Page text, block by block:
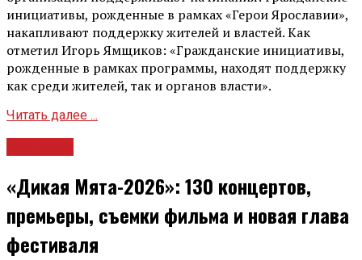
инициативы, рожденные в рамках «Герои Ярославии»,
накапливают поддержку жителей и властей. Как
отметил Игорь Ямщиков: «Гражданские инициативы,
рожденные в рамках программы, находят поддержку
как среди жителей, так и органов власти».
Читать далее ...
«Дикая Мята-2026»: 130 концертов,
премьеры, съемки фильма и новая глава
фестиваля